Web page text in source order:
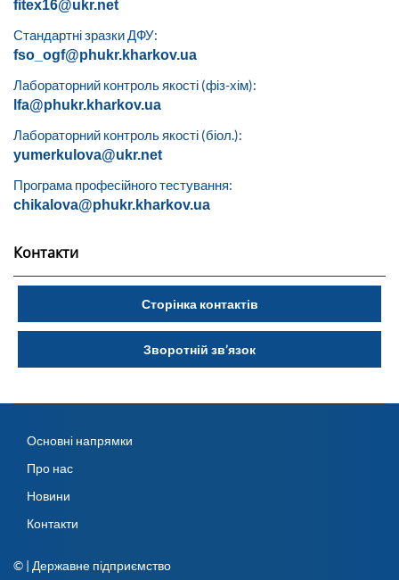
fitex16@ukr.net
Стандартні зразки ДФУ:
fso_ogf@phukr.kharkov.ua
Лабораторний контроль якості (фіз-хім):
lfa@phukr.kharkov.ua
Лабораторний контроль якості (біол.):
yumerkulova@ukr.net
Програма професійного тестування:
chikalova@phukr.kharkov.ua
Контакти
Сторінка контактів
Зворотній зв’язок
Основні напрямки
Про нас
Новини
Контакти
© | Державне підприємство